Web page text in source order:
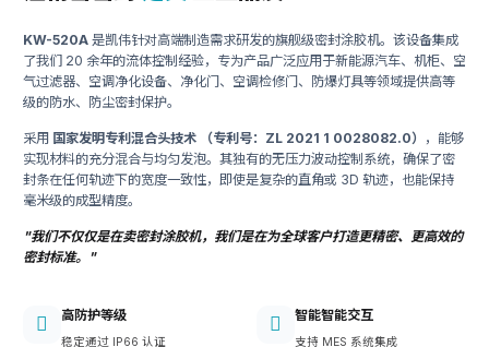
KW-520A 是凯伟针对高端制造需求研发的旗舰级密封涂胶机。该设备集成
了我们 20 余年的流体控制经验，专为产品广泛应用于新能源汽车、机柜、空
气过滤器、空调净化设备、净化门、空调检修门、防爆灯具等领域提供高等
级的防水、防尘密封保护。
采用 国家发明专利混合头技术 （专利号：ZL 2021 1 0028082.0）
，能够
实现材料的充分混合与均匀发泡。其独有的无压力波动控制系统，确保了密
封条在任何轨迹下的宽度一致性，即使是复杂的直角或 3D 轨迹，也能保持
毫米级的成型精度。
"我们不仅仅是在卖密封涂胶机，我们是在为全球客户打造更精密、更高效的
密封标准。"
高防护等级
稳定通过 IP66 认证
智能智能交互
支持 MES 系统集成